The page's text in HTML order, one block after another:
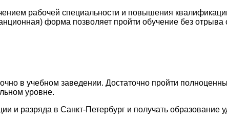
рабочей специальности и повышения
форма позволяет пройти обучение без отрыва
в учебном заведении. Достаточно пройти
уровне.
разряда в Санкт-Петербург и получать образование